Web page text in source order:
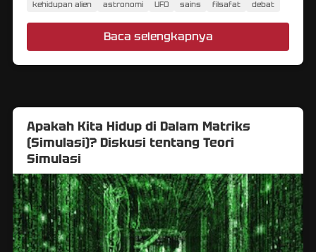
kehidupan alien
astronomi UFO sains filsafat debat
Baca selengkapnya
Apakah Kita Hidup di Dalam Matriks
(Simulasi)? Diskusi tentang Teori
Simulasi